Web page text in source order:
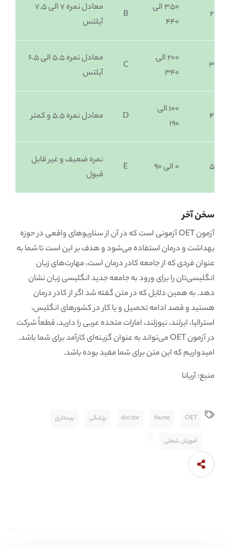
2
۳۵۰ الی
۴۴۰
B
معادل نمره ۷ الی ۷.۵
آیلتس
3
۲۰۰ الی
۳۴۰
C
معادل نمره ۵.۵ الی ۶.۵
آیلتس
4
۱۰۰ الی
۱۹۰
D معادل نمره ۵.۵ و کمتر
5 ۰ الی ۹۰ E
نمره ضعیف و غیر قابل
قبول
سخن آخر
آزمون OET آزمونی است که در آن از سناریوهای واقعی در حوزه
بهداشت و درمان استفاده می‌شود و هدف بر این است تا شما به
عنوان فردی که از جامعه کادر درمان است، مهارت‌های زبان
انگلیسی‌تان را برای ورود به جامعه جدید انگلیسی زبان نشان
دهد. به همین دلایل که در متن گفته شد اگر از کادر درمان
هستید و قصد ادامه تحصیل و یا کار در کشورهای انگلیس،
استرالیا، ایرلند، نیوزلند، امارات متحده عربی را دارید، قطعاً شرکت
در آزمون OET می‌تواند به عنوان گزینه‌ای کارآمد برای شما باشد.
امیدواریم که این متن برای شما مفید بوده باشد.
منبع: آریانا
OET
Nurse
doctor پزشکی پرستاری
آموزش شغلی